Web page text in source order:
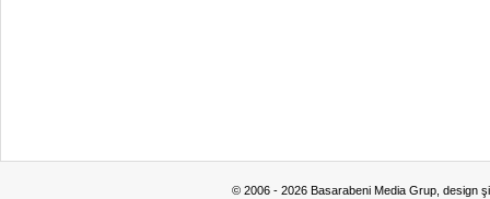
© 2006 - 2026 Basarabeni Media Grup, design